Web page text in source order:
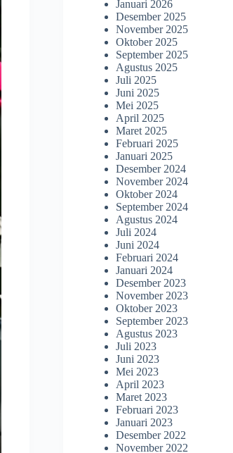
Januari 2026
Desember 2025
November 2025
Oktober 2025
September 2025
Agustus 2025
Juli 2025
Juni 2025
Mei 2025
April 2025
Maret 2025
Februari 2025
Januari 2025
Desember 2024
November 2024
Oktober 2024
September 2024
Agustus 2024
Juli 2024
Juni 2024
Februari 2024
Januari 2024
Desember 2023
November 2023
Oktober 2023
September 2023
Agustus 2023
Juli 2023
Juni 2023
Mei 2023
April 2023
Maret 2023
Februari 2023
Januari 2023
Desember 2022
November 2022